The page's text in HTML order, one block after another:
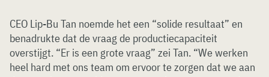
CEO Lip-Bu Tan noemde het een “solide resultaat” en
benadrukte dat de vraag de productiecapaciteit
overstijgt. “Er is een grote vraag” zei Tan. “We werken
heel hard met ons team om ervoor te zorgen dat we aan